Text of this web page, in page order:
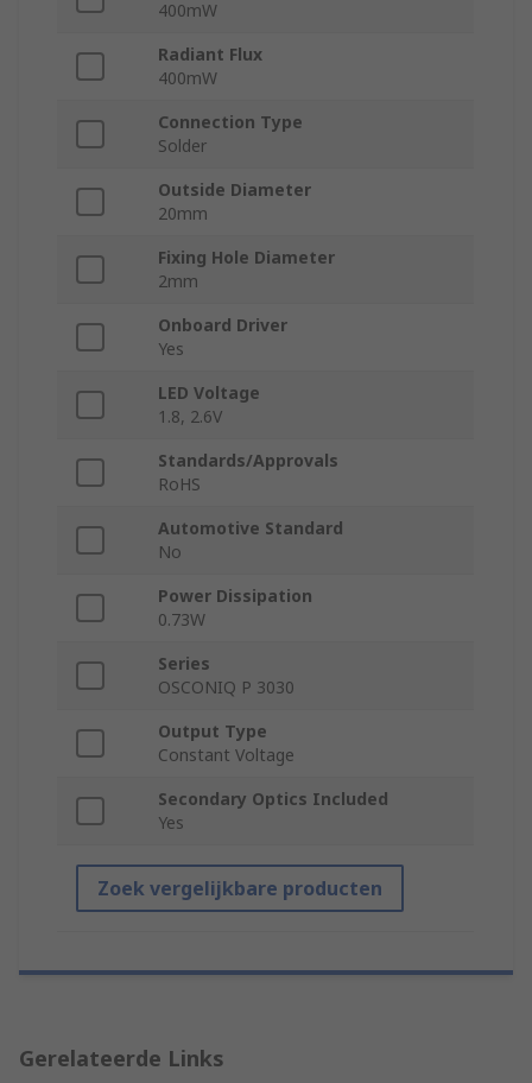
400mW
Radiant Flux
400mW
Connection Type
Solder
Outside Diameter
20mm
Fixing Hole Diameter
2mm
Onboard Driver
Yes
LED Voltage
1.8, 2.6V
Standards/Approvals
RoHS
Automotive Standard
No
Power Dissipation
0.73W
Series
OSCONIQ P 3030
Output Type
Constant Voltage
Secondary Optics Included
Yes
Zoek vergelijkbare producten
Gerelateerde Links